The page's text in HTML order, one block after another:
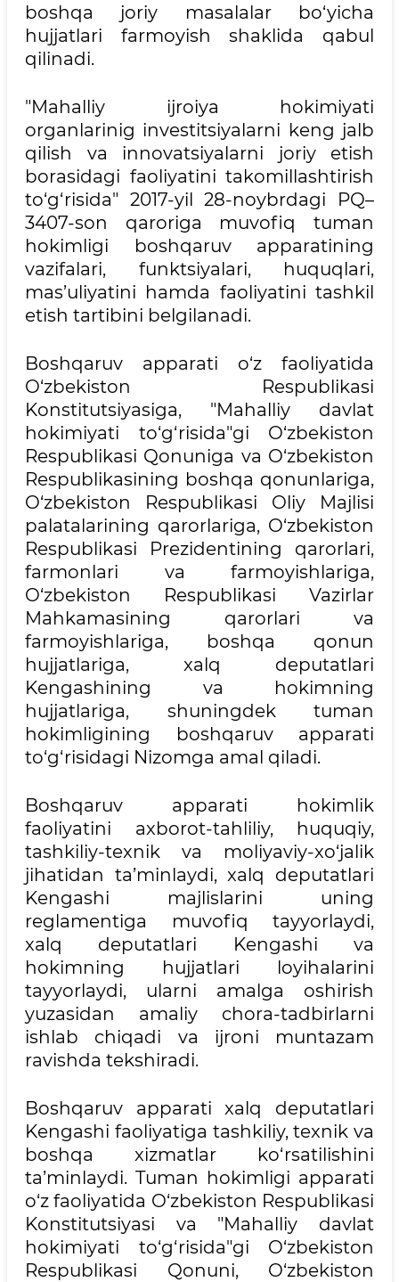
boshqa joriy masalalar bo‘yicha
hujjatlari farmoyish shaklida qabul
qilinadi.
"Mahalliy ijroiya hokimiyati
organlarinig investitsiyalarni keng jalb
qilish va innovatsiyalarni joriy etish
borasidagi faoliyatini takomillashtirish
to‘g‘risida" 2017-yil 28-noybrdagi PQ–
3407-son qaroriga muvofiq tuman
hokimligi boshqaruv apparatining
vazifalari, funktsiyalari, huquqlari,
mas’uliyatini hamda faoliyatini tashkil
etish tartibini belgilanadi.
Boshqaruv apparati o‘z faoliyatida
O‘zbekiston Respublikasi
Konstitutsiyasiga, "Mahalliy davlat
hokimiyati to‘g‘risida"gi O‘zbekiston
Respublikasi Qonuniga va O‘zbekiston
Respublikasining boshqa qonunlariga,
O‘zbekiston Respublikasi Oliy Majlisi
palatalarining qarorlariga, O‘zbekiston
Respublikasi Prezidentining qarorlari,
farmonlari va farmoyishlariga,
O‘zbekiston Respublikasi Vazirlar
Mahkamasining qarorlari va
farmoyishlariga, boshqa qonun
hujjatlariga, xalq deputatlari
Kengashining va hokimning
hujjatlariga, shuningdek tuman
hokimligining boshqaruv apparati
to‘g‘risidagi Nizomga amal qiladi.
Boshqaruv apparati hokimlik
faoliyatini axborot-tahliliy, huquqiy,
tashkiliy-texnik va moliyaviy-xo‘jalik
jihatidan ta’minlaydi, xalq deputatlari
Kengashi majlislarini uning
reglamentiga muvofiq tayyorlaydi,
xalq deputatlari Kengashi va
hokimning hujjatlari loyihalarini
tayyorlaydi, ularni amalga oshirish
yuzasidan amaliy chora-tadbirlarni
ishlab chiqadi va ijroni muntazam
ravishda tekshiradi.
Boshqaruv apparati xalq deputatlari
Kengashi faoliyatiga tashkiliy, texnik va
boshqa xizmatlar ko‘rsatilishini
ta’minlaydi. Tuman hokimligi apparati
o‘z faoliyatida O‘zbekiston Respublikasi
Konstitutsiyasi va "Mahalliy davlat
hokimiyati to‘g‘risida"gi O‘zbekiston
Respublikasi Qonuni, O‘zbekiston